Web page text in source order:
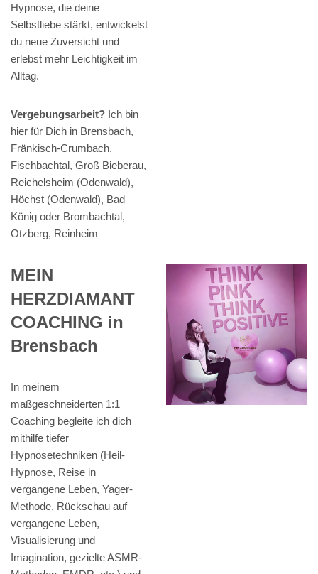
Hypnose, die deine
Selbstliebe stärkt, entwickelst
du neue Zuversicht und
erlebst mehr Leichtigkeit im
Alltag.
Vergebungsarbeit? Ich bin
hier für Dich in Brensbach,
Fränkisch-Crumbach,
Fischbachtal, Groß Bieberau,
Reichelsheim (Odenwald),
Höchst (Odenwald), Bad
König oder Brombachtal,
Otzberg, Reinheim
MEIN
HERZDIAMANT
COACHING in
Brensbach
In meinem
maßgeschneiderten 1:1
Coaching begleite ich dich
mithilfe tiefer
Hypnosetechniken (Heil-
Hypnose, Reise in
vergangene Leben, Yager-
Methode, Rückschau auf
vergangene Leben,
Visualisierung und
Imagination, gezielte ASMR-